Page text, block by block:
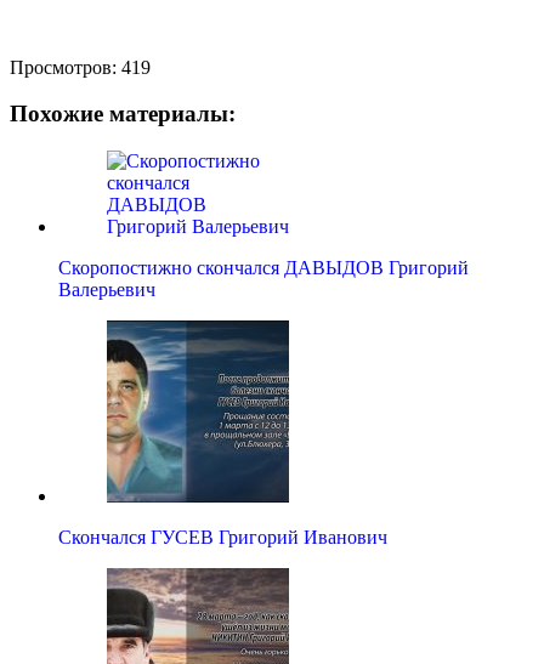
Просмотров: 419
Похожие материалы:
Скоропостижно скончался ДАВЫДОВ Григорий
Валерьевич
Скончался ГУСЕВ Григорий Иванович